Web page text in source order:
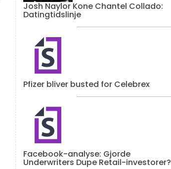
Josh Naylor Kone Chantel Collado:
Datingtidslinje
Pfizer bliver busted for Celebrex
Facebook-analyse: Gjorde
Underwriters Dupe Retail-investorer?